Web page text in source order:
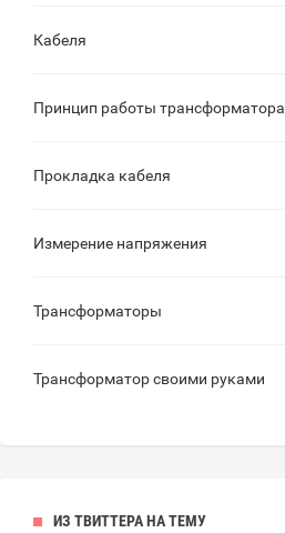
Кабеля
Принцип работы трансформатора
Прокладка кабеля
Измерение напряжения
Трансформаторы
Трансформатор своими руками
ИЗ ТВИТТЕРА НА ТЕМУ